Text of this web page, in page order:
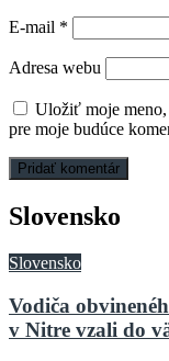
E-mail *
Adresa webu
Uložiť moje meno,
pre moje budúce
Slovensko
Slovensko
Vodiča
v Nitre vzali do